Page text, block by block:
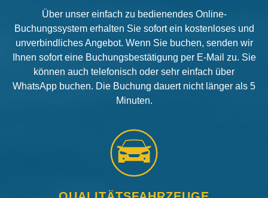
Über unser einfach zu bedienendes Online-
Buchungssystem erhalten Sie sofort ein kostenloses und
unverbindliches Angebot. Wenn Sie buchen, senden wir
Ihnen sofort eine Buchungsbestätigung per E-Mail zu. Sie
können auch telefonisch oder sehr einfach über
WhatsApp buchen. Die Buchung dauert nicht länger als 5
Minuten.